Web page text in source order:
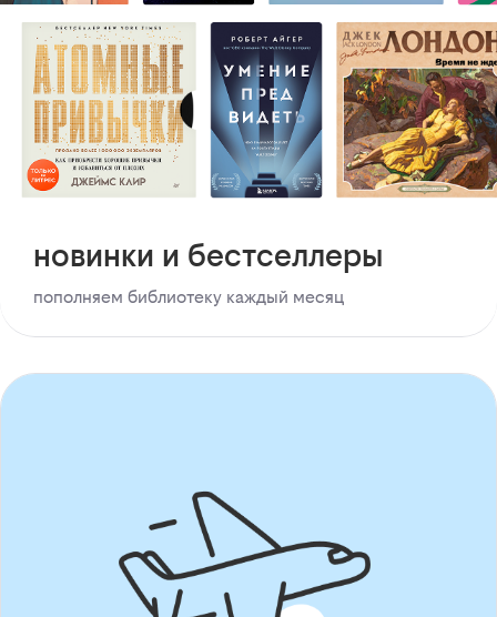
новинки и бестселлеры
пополняем библиотеку каждый месяц